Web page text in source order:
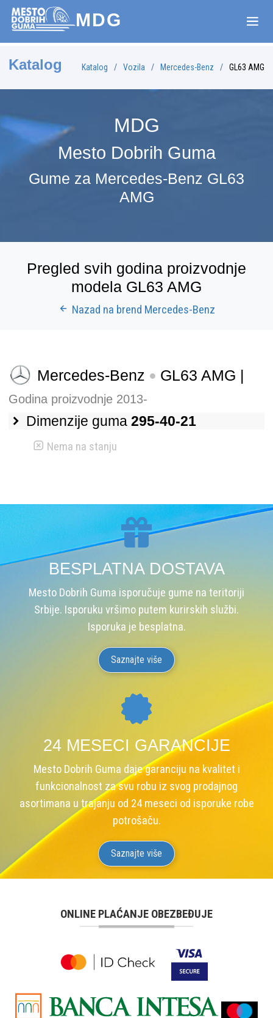
MDG
Katalog Katalog Vozila Mercedes-Benz GL63 AMG
MDG
Mesto Dobrih Guma
Gume za Mercedes-Benz GL63
AMG
Pregled svih godina proizvodnje
modela GL63 AMG
Nazad na brend Mercedes-Benz
Mercedes-Benz GL63 AMG |
Godina proizvodnje 2013-
Dimenzije guma 295-40-21
Nema na stanju
BESPLATNA DOSTAVA
Mesto Dobrih Guma isporučuje gume na teritoriji
Srbije. Isporuku vršimo putem kurirskih službi.
Isporuka je besplatna.
Saznajte više
24 MESECI GARANCIJE
Mesto Dobrih Guma daje garanciju na kvalitet i
funkcionalnost za svu robu iz svog prodajnog
asortimana u trajanju od 24 meseci od isporuke robe
potrošaču.
Saznajte više
ONLINE PLAĆANJE OBEZBEĐUJE